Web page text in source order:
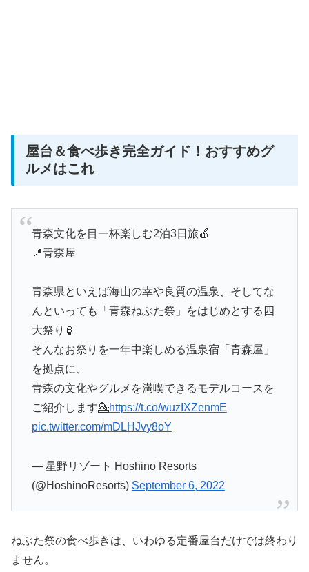
屋台＆食べ歩き完全ガイド！おすすめグ
ルメはこれ
青森文化を目一杯楽しむ2泊3日旅🍎
📍青森屋
青森県といえば海山の幸や良質の温泉、そしてな
んといっても「青森ねぶた祭」をはじめとする四
大祭り🏮
そんなお祭りを一年中楽しめる温泉宿「青森屋」
を拠点に、
青森の文化やグルメを満喫できるモデルコースを
ご紹介します💁https://t.co/wuzIXZenmE
pic.twitter.com/mDLHJvy8oY
— 星野リゾート Hoshino Resorts
(@HoshinoResorts) September 6, 2022
ねぶた祭の食べ歩きは、いわゆる定番屋台だけでは終わり
ません。